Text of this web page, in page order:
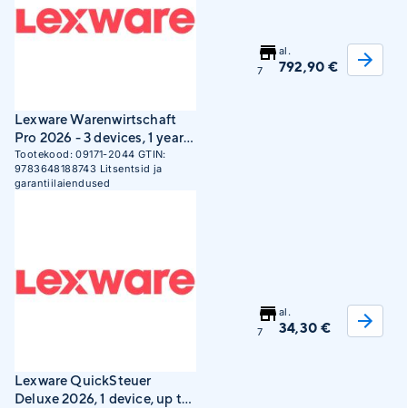
Lexware Warenwirtschaft
Pro 2026 - 3 devices, 1 year
ESD
Tootekood:09171-2044 GTIN:
9783648188743 Litsentsid ja
garantiilaiendused
7
al.
792,90 €
Lexware QuickSteuer
Deluxe 2026, 1 device, up to
7
al.
34,30 €